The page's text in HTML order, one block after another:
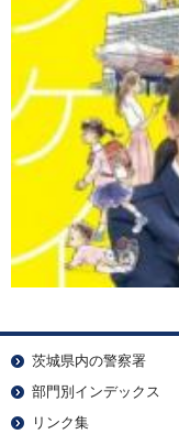
茨城県内の警察署
部門別インデックス
リンク集